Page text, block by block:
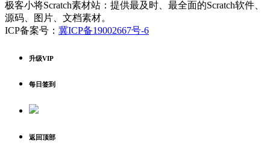
极客小将Scratch素材站：提供最及时、最全面的Scratch软件、
源码、图片、文档素材。
ICP备案号： 冀ICP备19002667号-6
升级VIP
每日签到
返回顶部